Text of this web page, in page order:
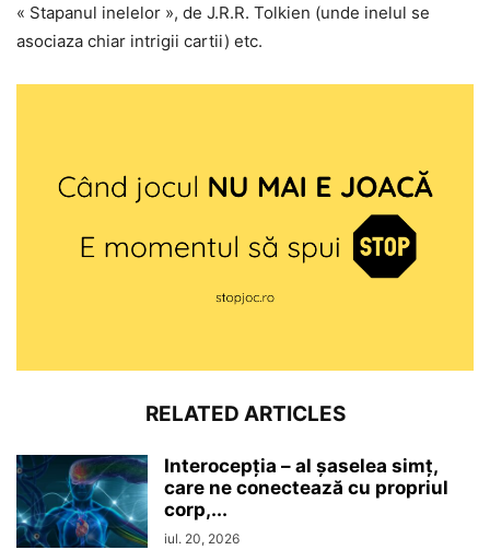
« Stapanul inelelor », de J.R.R. Tolkien (unde inelul se
asociaza chiar intrigii cartii) etc.
RELATED ARTICLES
Interocepţia – al șaselea simț,
care ne conectează cu propriul
corp,...
iul. 20, 2026